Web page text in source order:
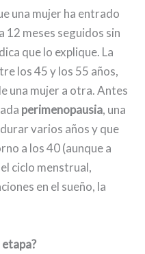
una mujer ha entrado
12 meses seguidos sin
que lo explique. La
los 45 y los 55 años,
una mujer a otra. Antes
perimenopausia, una
varios años y que
a los 40 (aunque a
ciclo menstrual,
en el sueño, la